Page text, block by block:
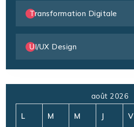
Transformation Digitale
UI/UX Design
août 2026
L M M J V